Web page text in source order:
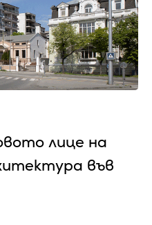
лице на
във